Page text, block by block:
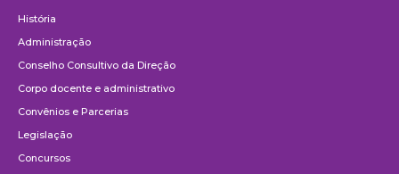
História
Administração
Conselho Consultivo da Direção
Corpo docente e administrativo
Convênios e Parcerias
Legislação
Concursos